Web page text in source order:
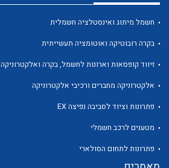
לכל מוצרי היצרן
חשמל מיתוג ואינסטלציה חשמלית
בקרה רובוטיקה ואוטומציה תעשייתית
זיווד קופסאות וארונות לחשמל, בקרה ואלקטרוניקה
אלקטרוניקה מחברים ורכיבי אלקטרוניקה
פתרונות וציוד לסביבה נפיצה EX
מטענים לרכב חשמלי
פתרונות לתחום הסולארי